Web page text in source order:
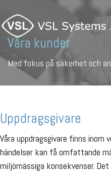
Våra kunder
Med fokus på säkerhet och
Uppdragsgivare
Våra uppdragsgivare finns
händelser kan få omfattande
miljömässiga konsekvenser.